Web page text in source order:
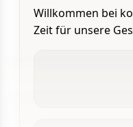
Willkommen bei
Zeit für unsere